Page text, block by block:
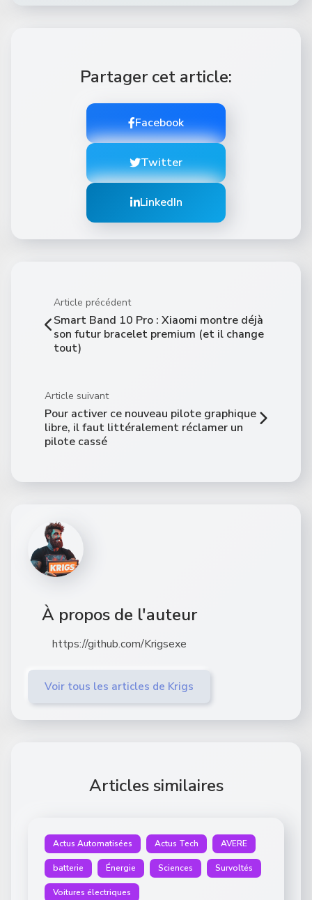
Partager cet article:
Facebook
Twitter
LinkedIn
Article précédent
Smart Band 10 Pro : Xiaomi montre déjà
son futur bracelet premium (et il change
tout)
Article suivant
Pour activer ce nouveau pilote graphique
libre, il faut littéralement réclamer un
pilote cassé
À propos de l'auteur
https://github.com/Krigsexe
Voir tous les articles de Krigs
Articles similaires
Actus Automatisées Actus Tech AVERE
batterie Énergie Sciences Survoltés
Voitures électriques